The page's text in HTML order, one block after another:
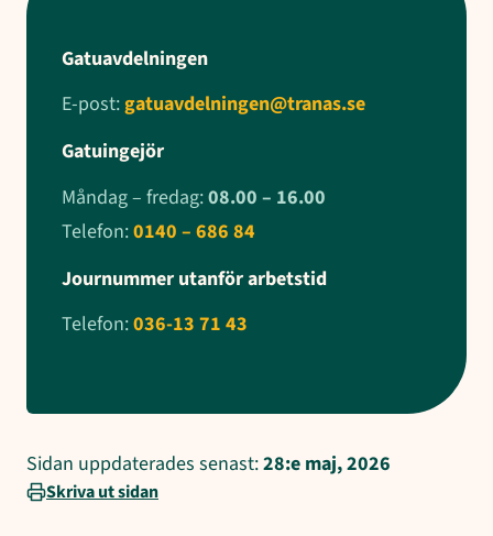
Gatuavdelningen
E-post: gatuavdelningen@tranas.se
Gatuingejör
Måndag – fredag:08.00 – 16.00
Telefon:0140 – 686 84
Journummer utanför arbetstid
Telefon:036-13 71 43
Sidan uppdaterades senast:28:e maj, 2026
Skriva ut sidan